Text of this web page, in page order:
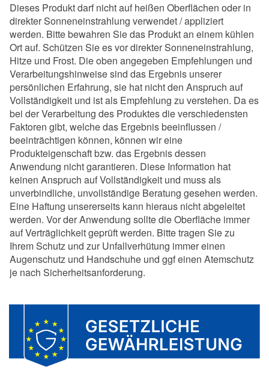
Dieses Produkt darf nicht auf heißen Oberflächen oder in
direkter Sonneneinstrahlung verwendet / appliziert
werden. Bitte bewahren Sie das Produkt an einem kühlen
Ort auf. Schützen Sie es vor direkter Sonneneinstrahlung,
Hitze und Frost. Die oben angegeben Empfehlungen und
Verarbeitungshinweise sind das Ergebnis unserer
persönlichen Erfahrung, sie hat nicht den Anspruch auf
Vollständigkeit und ist als Empfehlung zu verstehen. Da es
bei der Verarbeitung des Produktes die verschiedensten
Faktoren gibt, welche das Ergebnis beeinflussen /
beeinträchtigen können, können wir eine
Produkteigenschaft bzw. das Ergebnis dessen
Anwendung nicht garantieren. Diese Information hat
keinen Anspruch auf Vollständigkeit und muss als
unverbindliche, unvollständige Beratung gesehen werden.
Eine Haftung unsererseits kann hieraus nicht abgeleitet
werden. Vor der Anwendung sollte die Oberfläche immer
auf Verträglichkeit geprüft werden. Bitte tragen Sie zu
Ihrem Schutz und zur Unfallverhütung immer einen
Augenschutz und Handschuhe und ggf einen Atemschutz
je nach Sicherheitsanforderung.